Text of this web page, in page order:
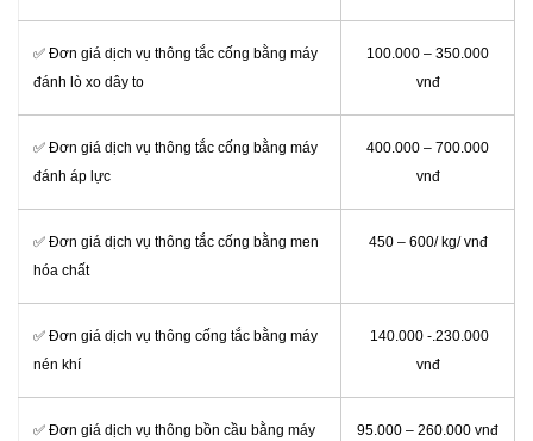
✅ Đơn giá dịch vụ thông tắc cống bằng máy
đánh lò xo dây to
100.000 – 350.000
vnđ
✅ Đơn giá dịch vụ thông tắc cống bằng máy
đánh áp lực
400.000 – 700.000
vnđ
✅ Đơn giá dịch vụ thông tắc cống bằng men
hóa chất
450 – 600/ kg/ vnđ
✅ Đơn giá dịch vụ thông cống tắc bằng máy
nén khí
140.000 -.230.000
vnđ
✅ Đơn giá dịch vụ thông bồn cầu bằng máy
95.000 – 260.000 vnđ